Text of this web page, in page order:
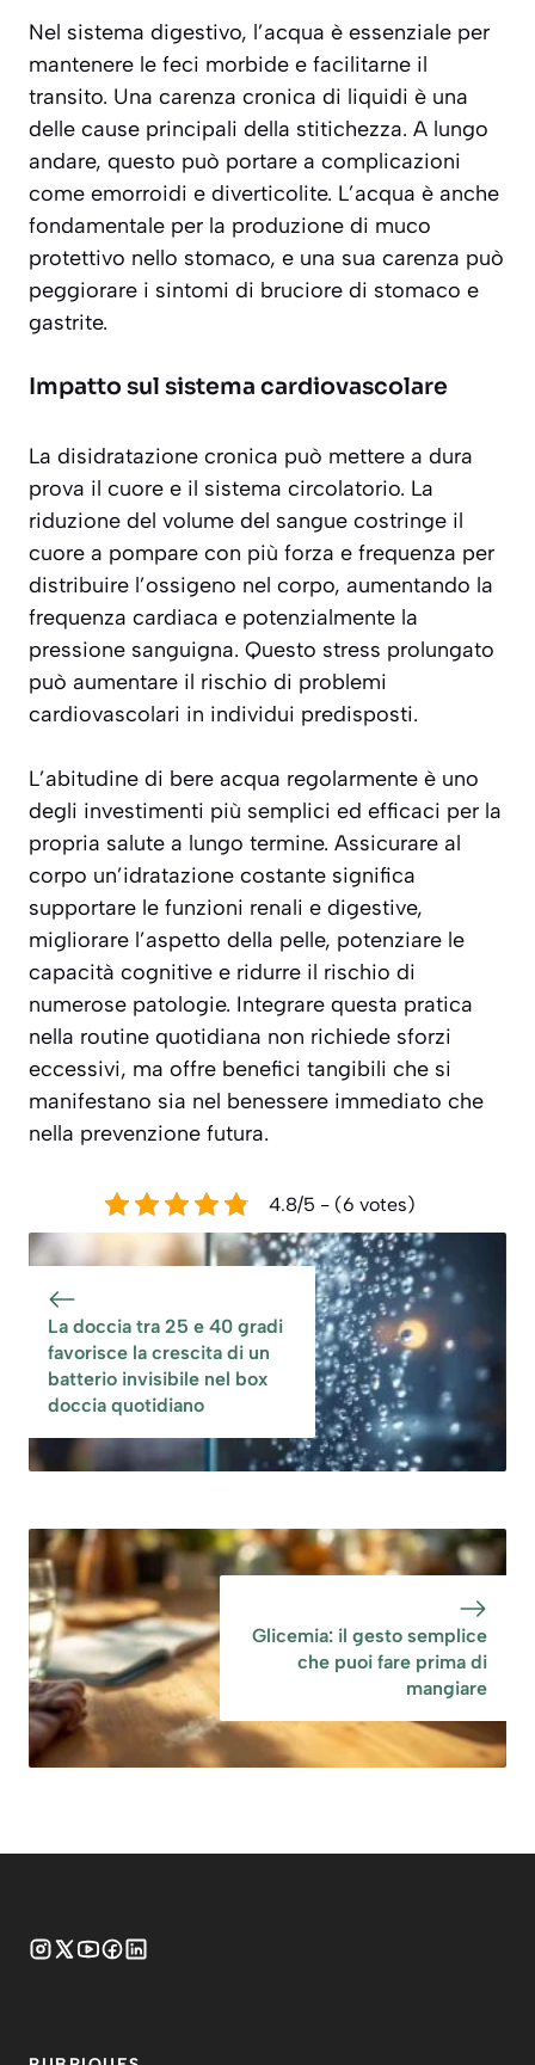
Nel sistema digestivo, l’acqua è essenziale per
mantenere le feci morbide e facilitarne il
transito. Una carenza cronica di liquidi è una
delle cause principali della stitichezza. A lungo
andare, questo può portare a complicazioni
come emorroidi e diverticolite. L’acqua è anche
fondamentale per la produzione di muco
protettivo nello stomaco, e una sua carenza può
peggiorare i sintomi di bruciore di stomaco e
gastrite.
Impatto sul sistema cardiovascolare
La disidratazione cronica può mettere a dura
prova il cuore e il sistema circolatorio. La
riduzione del volume del sangue costringe il
cuore a pompare con più forza e frequenza per
distribuire l’ossigeno nel corpo, aumentando la
frequenza cardiaca e potenzialmente la
pressione sanguigna. Questo stress prolungato
può aumentare il rischio di problemi
cardiovascolari in individui predisposti.
L’abitudine di bere acqua regolarmente è uno
degli investimenti più semplici ed efficaci per la
propria salute a lungo termine. Assicurare al
corpo un’idratazione costante significa
supportare le funzioni renali e digestive,
migliorare l’aspetto della pelle, potenziare le
capacità cognitive e ridurre il rischio di
numerose patologie. Integrare questa pratica
nella routine quotidiana non richiede sforzi
eccessivi, ma offre benefici tangibili che si
manifestano sia nel benessere immediato che
nella prevenzione futura.
4.8/5 - (6 votes)
La doccia tra 25 e 40 gradi
favorisce la crescita di un
batterio invisibile nel box
doccia quotidiano
Glicemia: il gesto semplice
che puoi fare prima di
mangiare